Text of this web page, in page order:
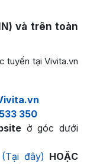
và trên toàn
tuyến tại Vivita.vn
350
ở góc dưới
đây) HOẶC